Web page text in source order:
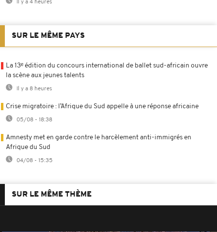
Il y a 4 heures
SUR LE MÊME PAYS
La 13ᵉ édition du concours international de ballet sud-africain ouvre
la scène aux jeunes talents
Il y a 8 heures
Crise migratoire : l’Afrique du Sud appelle à une réponse africaine
05/08 - 18:38
Amnesty met en garde contre le harcèlement anti-immigrés en
Afrique du Sud
04/08 - 15:35
SUR LE MÊME THÈME